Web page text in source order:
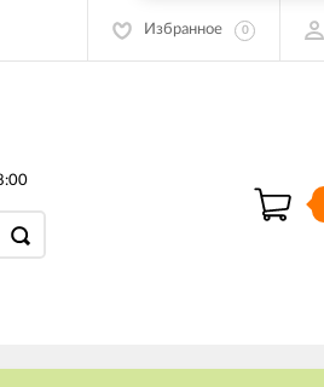
Избранное 0